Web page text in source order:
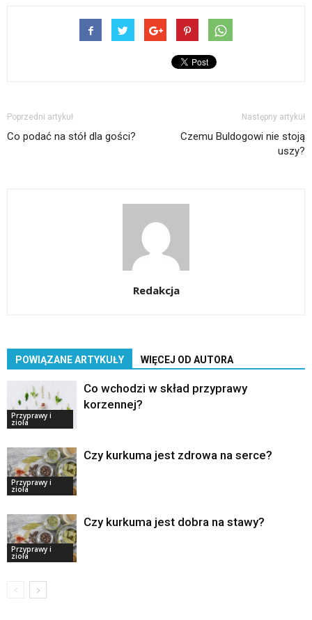
Poprzedni artykuł
Co podać na stół dla gości?
Następny artykuł
Czemu Buldogowi nie stoją
uszy?
Redakcja
POWIĄZANE ARTYKUŁY WIĘCEJ OD AUTORA
Przyprawy i
zioła
Co wchodzi w skład przyprawy
korzennej?
Przyprawy i
zioła
Czy kurkuma jest zdrowa na serce?
Przyprawy i
zioła
Czy kurkuma jest dobra na stawy?